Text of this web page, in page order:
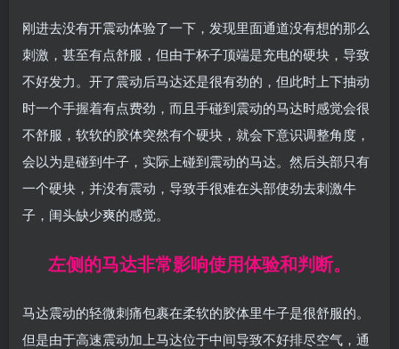
刚进去没有开震动体验了一下，发现里面通道没有想的那么
刺激，甚至有点舒服，但由于杯子顶端是充电的硬块，导致
不好发力。开了震动后马达还是很有劲的，但此时上下抽动
时一个手握着有点费劲，而且手碰到震动的马达时感觉会很
不舒服，软软的胶体突然有个硬块，就会下意识调整角度，
会以为是碰到牛子，实际上碰到震动的马达。然后头部只有
一个硬块，并没有震动，导致手很难在头部使劲去刺激牛
子，闺头缺少爽的感觉。
左侧的马达非常影响使用体验和判断。
马达震动的轻微刺痛包裹在柔软的胶体里牛子是很舒服的。
但是由于高速震动加上马达位于中间导致不好排尽空气，通